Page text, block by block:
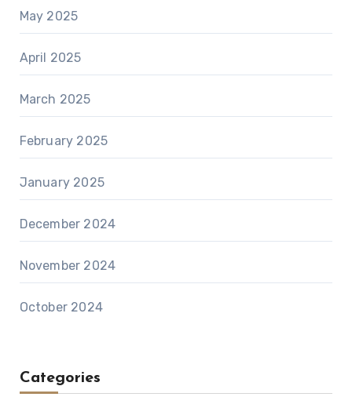
May 2025
April 2025
March 2025
February 2025
January 2025
December 2024
November 2024
October 2024
Categories